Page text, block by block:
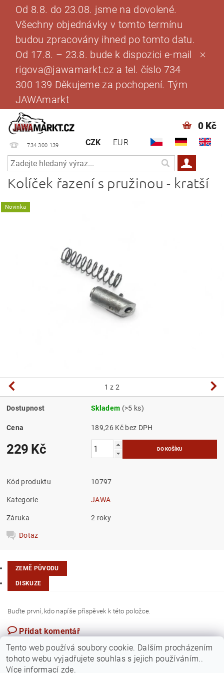
Od 8.8. do 23.08. jsme na dovolené.
Všechny objednávky v tomto termínu
budou zpracovány ihned po tomto datu.
Od 17.8. – 23.8. bude k dispozici e-mail
rigova@jawamarkt.cz a tel. číslo 734
300 139 Děkujeme za pochopení. Tým
JAWAmarkt
734 300 139 CZK EUR
0 Kč
Kolíček řazení s pružinou - kratší
Novinka
1 z 2
Dostupnost Skladem (>5 ks)
Cena 189,26 Kč bez DPH
229 Kč
Kód produktu 10797
Kategorie JAWA
Záruka 2 roky
Dotaz
ZEMĚ PŮVODU
DISKUZE
Buďte první, kdo napíše příspěvek k této položce.
Přidat komentář
Tento web používá soubory cookie. Dalším procházením
tohoto webu vyjadřujete souhlas s jejich používáním..
Více informací zde.